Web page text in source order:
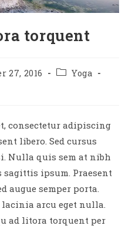
torquent
27, 2016
PostYoga
consectetur adipiscing
libero. Sed cursus
Nulla quis sem at nibh
sagittis ipsum. Praesent
augue semper porta.
arcu eget nulla.
ad litora torquent per